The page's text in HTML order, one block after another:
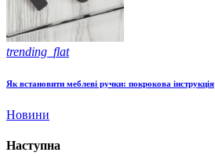
trending_flat
Як встановити меблеві ручки: покрокова інструкція
Новини
Наступна